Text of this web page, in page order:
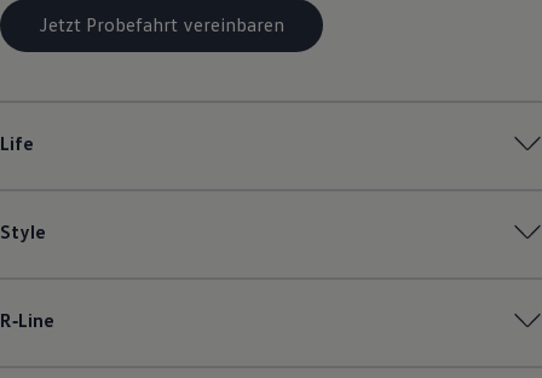
Wallbox und Ladekabel
Digitale Extras
Dienste für Ihr Modell finden
Jetzt Probefahrt vereinbaren
Life
Style
R‑Line